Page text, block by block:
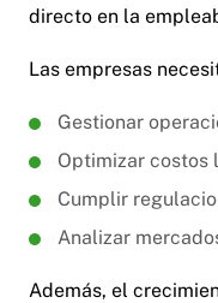
directo en la
Las empresas
Gestionar
Optimizar costos
Cumplir
Analizar
Además, el